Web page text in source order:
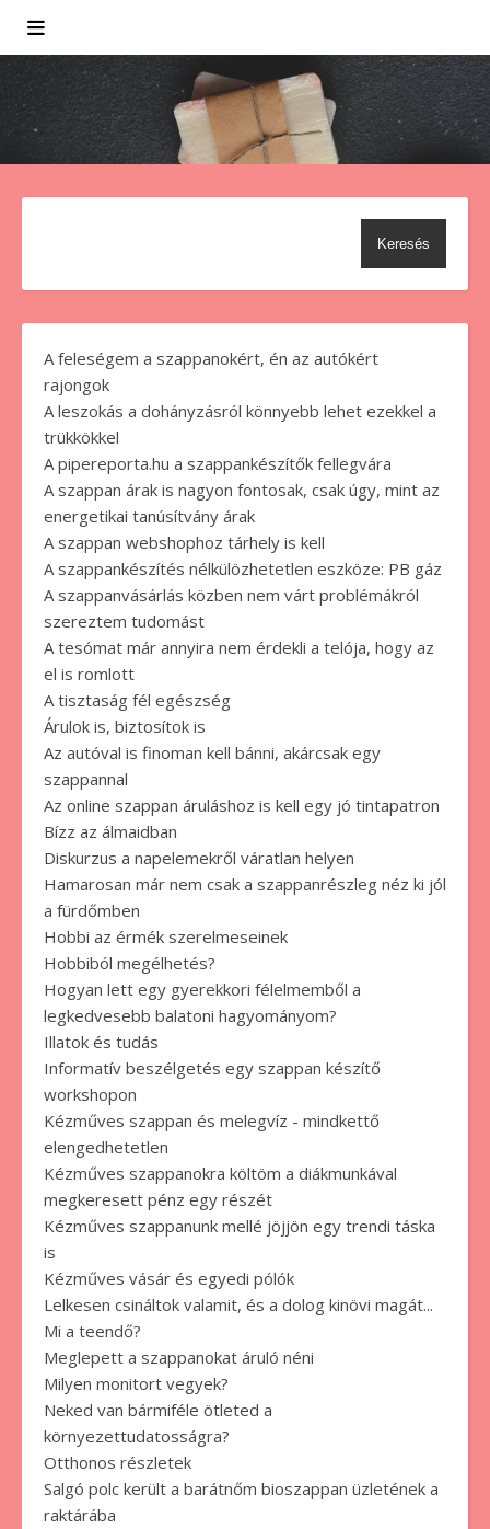
Keresés
A feleségem a szappanokért, én az autókért
rajongok
A leszokás a dohányzásról könnyebb lehet ezekkel a
trükkökkel
A pipereporta.hu a szappankészítők fellegvára
A szappan árak is nagyon fontosak, csak úgy, mint az
energetikai tanúsítvány árak
A szappan webshophoz tárhely is kell
A szappankészítés nélkülözhetetlen eszköze: PB gáz
A szappanvásárlás közben nem várt problémákról
szereztem tudomást
A tesómat már annyira nem érdekli a telója, hogy az
el is romlott
A tisztaság fél egészség
Árulok is, biztosítok is
Az autóval is finoman kell bánni, akárcsak egy
szappannal
Az online szappan áruláshoz is kell egy jó tintapatron
Bízz az álmaidban
Diskurzus a napelemekről váratlan helyen
Hamarosan már nem csak a szappanrészleg néz ki jól
a fürdőmben
Hobbi az érmék szerelmeseinek
Hobbiból megélhetés?
Hogyan lett egy gyerekkori félelmemből a
legkedvesebb balatoni hagyományom?
Illatok és tudás
Informatív beszélgetés egy szappan készítő
workshopon
Kézműves szappan és melegvíz - mindkettő
elengedhetetlen
Kézműves szappanokra költöm a diákmunkával
megkeresett pénz egy részét
Kézműves szappanunk mellé jöjjön egy trendi táska
is
Kézműves vásár és egyedi pólók
Lelkesen csináltok valamit, és a dolog kinövi magát...
Mi a teendő?
Meglepett a szappanokat áruló néni
Milyen monitort vegyek?
Neked van bármiféle ötleted a
környezettudatosságra?
Otthonos részletek
Salgó polc került a barátnőm bioszappan üzletének a
raktárába